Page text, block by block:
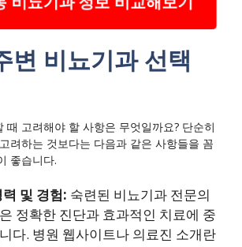
변 비뇨기과 선택
때 고려해야 할 사항은 무엇일까요? 단순히
려하는 것보다는 다음과 같은 사항들을 꼼
좋습니다.
및 경험: 숙련된 비뇨기과 전문의
정확한 진단과 효과적인 치료에 중
다. 병원 웹사이트나 의료진 소개란